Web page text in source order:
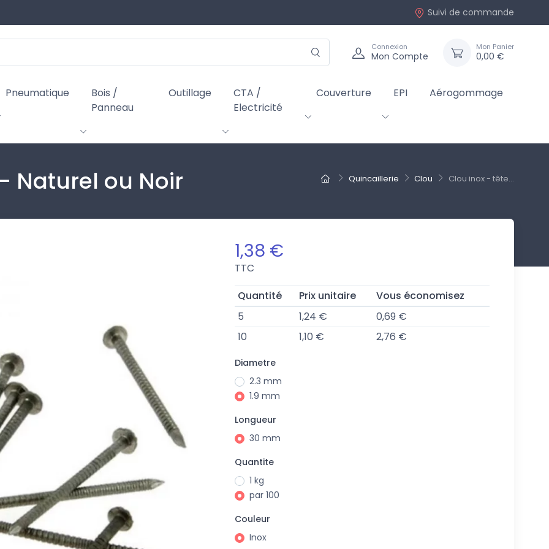
Suivi de commande
Connexion
Mon Compte
Mon Panier
0,00 €
Pneumatique
Bois /
Panneau
Outillage
CTA /
Electricité
Couverture EPI Aérogommage
Quincaillerie Clou Clou inox - tête...
Naturel ou Noir
1,38 €
TTC
Quantité
Prix unitaire
Vous économisez
5
1,24 €
0,69 €
10
1,10 € 2,76 €
Diametre
2.3 mm
1.9 mm
Longueur
30 mm
Quantite
1 kg
par 100
Couleur
Inox